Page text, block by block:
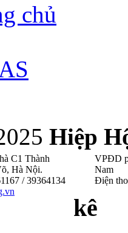
chủ
Hiệp
C1 Thành
Hà Nội .
/ 39364134
VPĐD
Nam
Điện
kê